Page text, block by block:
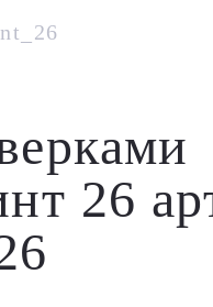
26